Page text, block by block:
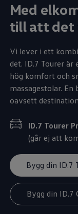
Med
till att det
Vi lever i ett
det. ID.7 Tourer är
hög komfort och
massagestolar.
oavsett
ID.7 Tourer
(går ej att
Bygg din ID.7
Bygg din ID.7